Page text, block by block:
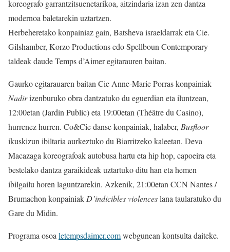
koreografo garrantzitsuenetarikoa, aitzindaria izan zen dantza
modernoa baletarekin uztartzen.
Herbeheretako konpainiaz gain, Batsheva israeldarrak eta Cie.
Gilshamber, Korzo Productions edo Spellboun Contemporary
taldeak daude Temps d’Aimer egitarauren baitan.
Gaurko egitarauaren baitan Cie Anne-Marie Porras konpainiak
Nadirizenburuko obra dantzatuko du eguerdian eta iluntzean,
12:00etan (Jardin Public) eta 19:00etan (Théâtre du Casino),
hurrenez hurren. Co&Cie danse konpainiak, halaber, Busfloor
ikuskizun ibiltaria aurkeztuko du Biarritzeko kaleetan. Deva
Macazaga koreografoak autobusa hartu eta hip hop, capoeira eta
bestelako dantza garaikideak uztartuko ditu han eta hemen
ibilgailu horen laguntzarekin. Azkenik, 21:00etan CCN Nantes /
Brumachon konpainiak D’indicibles violenceslana taularatuko du
Gare du Midin.
Programa osoa letempsdaimer.comwebgunean kontsulta daiteke.